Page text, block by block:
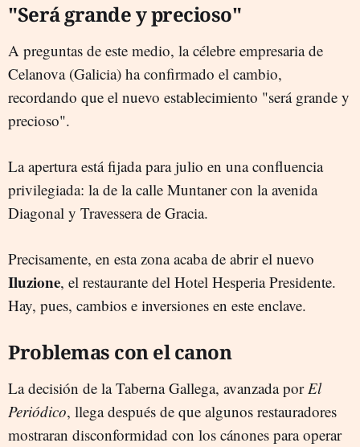
"Será grande y precioso"
A preguntas de este medio, la célebre empresaria de
Celanova (Galicia) ha confirmado el cambio,
recordando que el nuevo establecimiento "será grande y
precioso".
La apertura está fijada para julio en una confluencia
privilegiada: la de la calle Muntaner con la avenida
Diagonal y Travessera de Gracia.
Precisamente, en esta zona acaba de abrir el nuevo
Iluzione, el restaurante del Hotel Hesperia Presidente.
Hay, pues, cambios e inversiones en este enclave.
Problemas con el canon
La decisión de la Taberna Gallega, avanzada porEl
Periódico, llega después de que algunos restauradores
mostraran disconformidad con los cánones para operar